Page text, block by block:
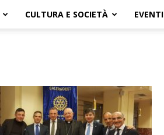
CULTURA E SOCIETÀ EVENTI